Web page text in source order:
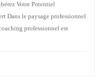
Votre Potentiel
Dans le paysage professionnel
professionnel est